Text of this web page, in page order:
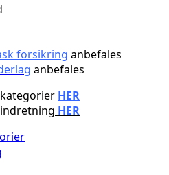
forsikring anbefales
anbefales
HER
HER